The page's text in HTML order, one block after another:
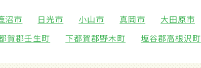
沼市 日光市 小山市 真岡市 大田原市
賀郡壬生町 下都賀郡野木町 塩谷郡高根沢町